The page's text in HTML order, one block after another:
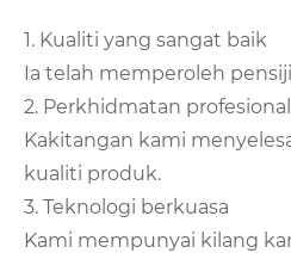
1. Kualiti yang sangat baik
Ia telah memperoleh
2. Perkhidmatan profesional
Kakitangan kami
kualiti produk.
3. Teknologi berkuasa
Kami mempunyai kilang